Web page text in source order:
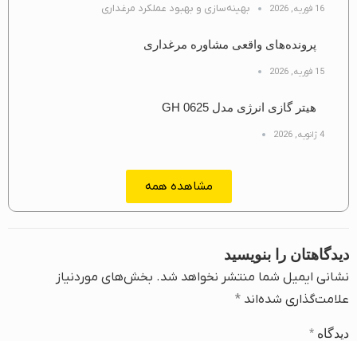
16 فوریه, 2026 بهینه‌سازی و بهبود عملکرد مرغداری
پرونده‌های واقعی مشاوره مرغداری
15 فوریه, 2026
هیتر گازی انرژی مدل GH 0625
4 ژانویه, 2026
مشاهده همه
دیدگاهتان را بنویسید
نشانی ایمیل شما منتشر نخواهد شد. بخش‌های موردنیاز
علامت‌گذاری شده‌اند *
دیدگاه *